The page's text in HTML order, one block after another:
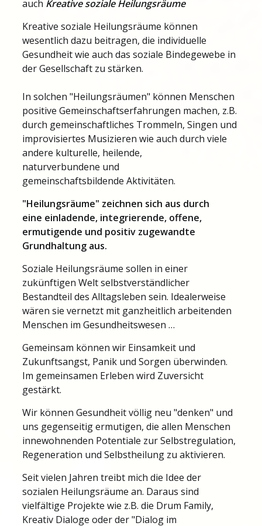
auch Kreative soziale Heilungsräume
Kreative soziale Heilungsräume können
wesentlich dazu beitragen, die individuelle
Gesundheit wie auch das soziale Bindegewebe in
der Gesellschaft zu stärken.
In solchen "Heilungsräumen" können Menschen
positive Gemeinschaftserfahrungen machen, z.B.
durch gemeinschaftliches Trommeln, Singen und
improvisiertes Musizieren wie auch durch viele
andere kulturelle, heilende,
naturverbundene und
gemeinschaftsbildende Aktivitäten.
"Heilungsräume" zeichnen sich aus durch
eine einladende, integrierende, offene,
ermutigende und positiv zugewandte
Grundhaltung aus.
Soziale Heilungsräume sollen in einer
zukünftigen Welt selbstverständlicher
Bestandteil des Alltagsleben sein. Idealerweise
wären sie vernetzt mit ganzheitlich arbeitenden
Menschen im Gesundheitswesen …
Gemeinsam können wir Einsamkeit und
Zukunftsangst, Panik und Sorgen überwinden.
Im gemeinsamen Erleben wird Zuversicht
gestärkt.
Wir können Gesundheit völlig neu "denken" und
uns gegenseitig ermutigen, die allen Menschen
innewohnenden Potentiale zur Selbstregulation,
Regeneration und Selbstheilung zu aktivieren.
Seit vielen Jahren treibt mich die Idee der
sozialen Heilungsräume an. Daraus sind
vielfältige Projekte wie z.B. die Drum Family,
Kreativ Dialoge oder der "Dialog im